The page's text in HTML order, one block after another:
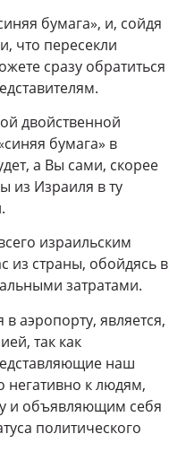
бумага», и, сойдя
что пересекли
сразу обратиться
двойственной
бумага» в
а Вы сами, скорее
из Израиля в ту
израильским
из страны, обойдясь в
затратами.
аэропорту, является,
так как
наш
к людям,
и объявляющим себя
политического